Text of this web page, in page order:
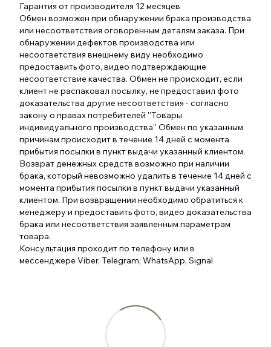
Гарантия от производителя 12 месяцев
Обмен возможен при обнаружении брака производства
или несоответствия оговоренным деталям заказа. При
обнаружении дефектов производства или
несоответствия внешнему виду необходимо
предоставить фото, видео подтверждающие
несоответствие качества. Обмен не происходит, если
клиент не распаковал посылку, не предоставил фото
доказательства другие несоответствия - согласно
закону о правах потребителей ''Товары
индивидуального производства'' Обмен по указанным
причинам происходит в течение 14 дней с момента
прибытия посылки в пункт выдачи указанный клиентом.
Возврат денежных средств возможно при наличии
брака, который невозможно удалить в течение 14 дней с
момента прибытия посылки в пункт выдачи указанный
клиентом. При возвращении необходимо обратиться к
менеджеру и предоставить фото, видео доказательства
брака или несоответствия заявленным параметрам
товара.
Консультация проходит по телефону или в
мессенджере Viber, Telegram, WhatsApp, Signal